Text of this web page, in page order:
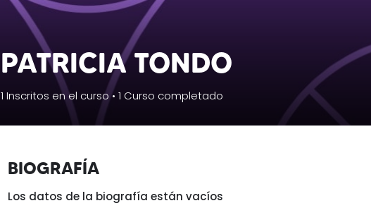
PATRICIA TONDO
1 Inscritos en el curso• 1 Curso completado
BIOGRAFÍA
Los datos de la biografía están vacíos